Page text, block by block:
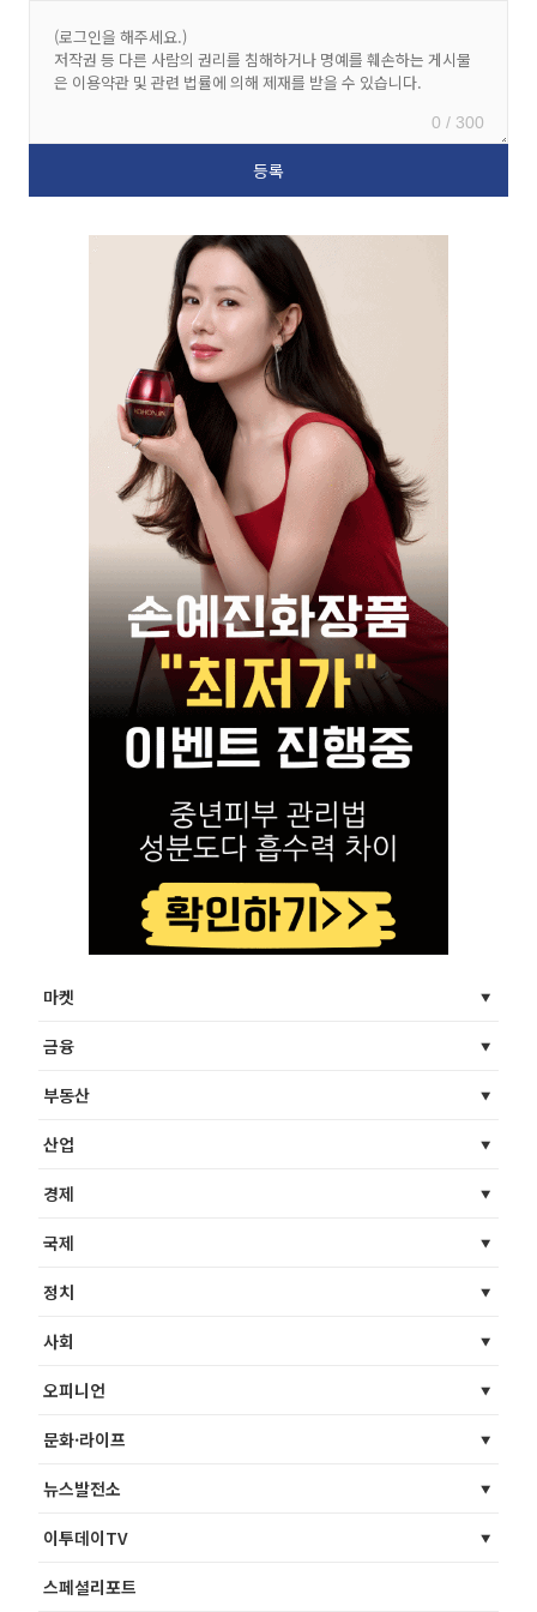
0 / 300
마켓
금융
부동산
산업
경제
국제
정치
사회
오피니언
문화·라이프
뉴스발전소
이투데이TV
스페셜리포트